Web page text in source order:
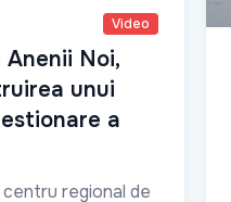
Video
Noi,
unui
a
regional de